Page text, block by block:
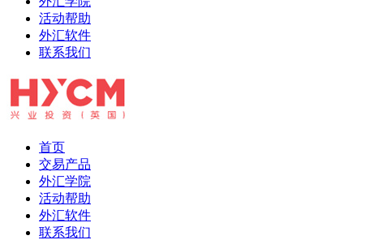
活动帮助
外汇软件
联系我们
首页
交易产品
外汇学院
活动帮助
外汇软件
联系我们